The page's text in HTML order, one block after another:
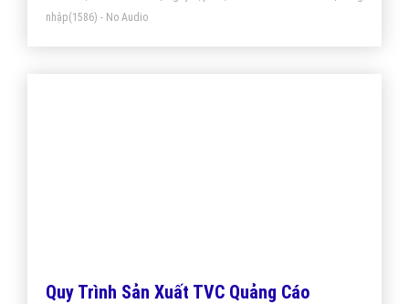
nhập(1586) - No Audio
Quy Trình Sản Xuất TVC Quảng Cáo